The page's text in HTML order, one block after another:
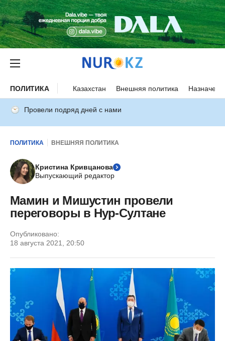
ПОЛИТИКА Казахстан Внешняя политика
Провели подряд дней с нами
ПОЛИТИКА ВНЕШНЯЯ ПОЛИТИКА
Кристина Кривцанова
Выпускающий редактор
Мамин и Мишустин провели
переговоры в Нур-Султане
Опубликовано:
18 августа 2021, 20:50